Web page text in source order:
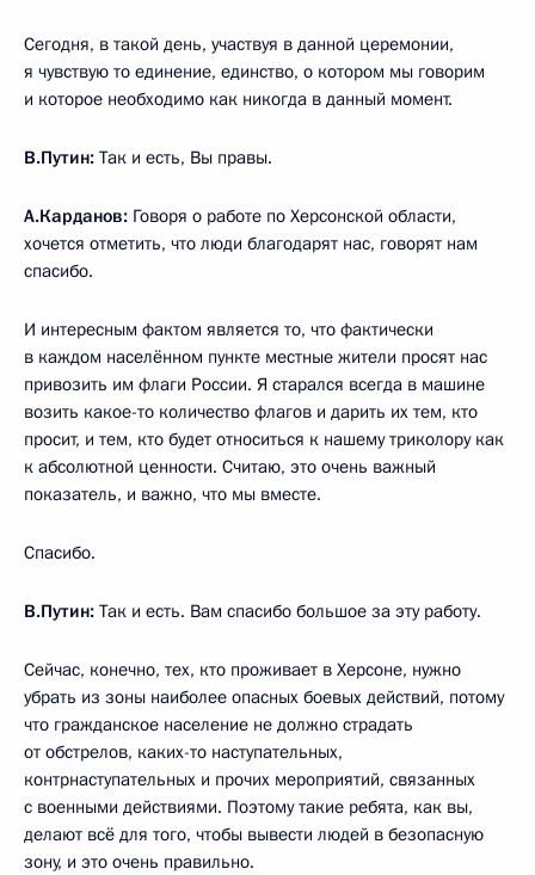
Сегодня, в такой день, участвуя в данной церемонии,
я чувствую то единение, единство, о котором мы говорим
и которое необходимо как никогда в данный момент.
В.Путин: Так и есть, Вы правы.
А.Карданов: Говоря о работе по Херсонской области,
хочется отметить, что люди благодарят нас, говорят нам
спасибо.
И интересным фактом является то, что фактически
в каждом населённом пункте местные жители просят нас
привозить им флаги России. Я старался всегда в машине
возить какое-то количество флагов и дарить их тем, кто
просит, и тем, кто будет относиться к нашему триколору как
к абсолютной ценности. Считаю, это очень важный
показатель, и важно, что мы вместе.
Спасибо.
В.Путин: Так и есть. Вам спасибо большое за эту работу.
Сейчас, конечно, тех, кто проживает в Херсоне, нужно
убрать из зоны наиболее опасных боевых действий, потому
что гражданское население не должно страдать
от обстрелов, каких-то наступательных,
контрнаступательных и прочих мероприятий, связанных
с военными действиями. Поэтому такие ребята, как вы,
делают всё для того, чтобы вывести людей в безопасную
зону, и это очень правильно.